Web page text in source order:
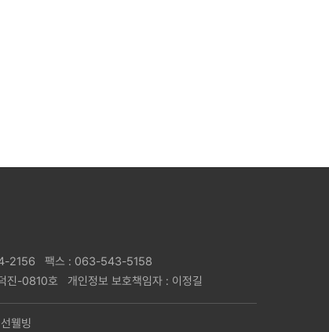
2156
팩스 : 063-543-5158
진-0810호 개인정보 보호책임자 : 이정길
웰빙